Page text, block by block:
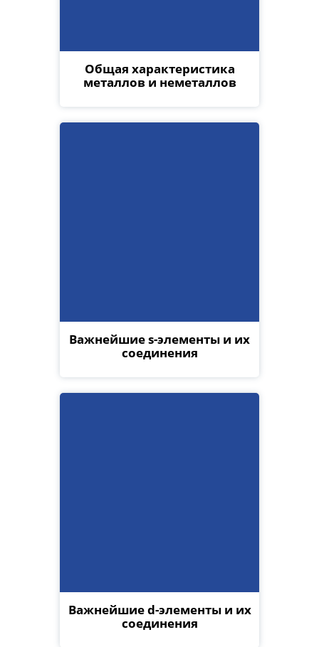
Общая характеристика
металлов и неметаллов
Важнейшие s-элементы и их
соединения
Важнейшие d-элементы и их
соединения